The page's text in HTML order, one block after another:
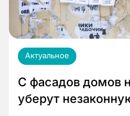
Актуальное
С фасадов домов
уберут